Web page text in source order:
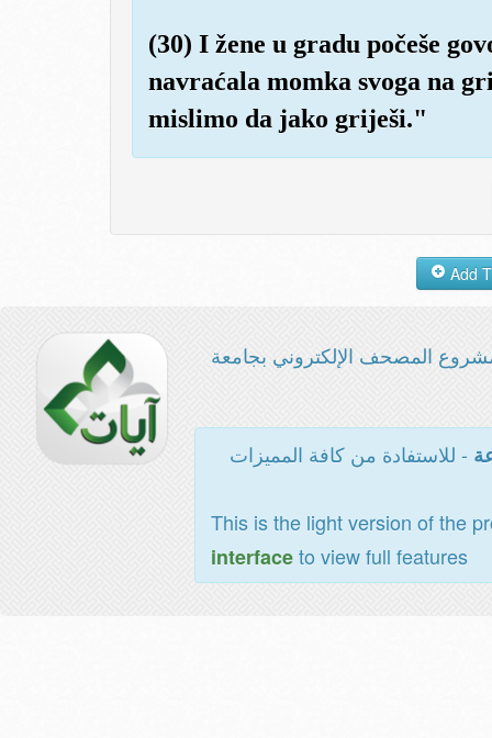
(30) I žene u gradu počeše
navraćala momka svoga na
mislimo da jako griješi."
المصحف الإلكتروني بجامعة
- للاستفادة من كافة المميزات
This is the light version of the
interfaceto view full features